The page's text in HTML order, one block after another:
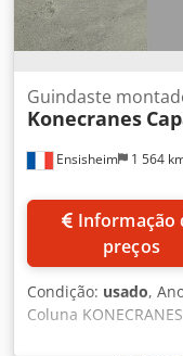
Ensisheim 1 564
Guindaste
Konecranes
preços
Condição: usado,
Coluna
construção: 2009